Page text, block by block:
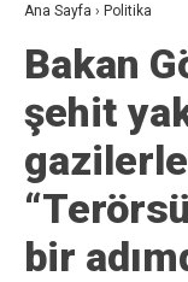
Ana Sayfa › Politika
Bakan
şehit
bir